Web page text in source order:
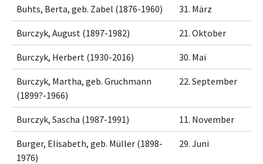
Buhts, Berta, geb. Zabel (1876-1960) 31. März
Burczyk, August (1897-1982) 21. Oktober
Burczyk, Herbert (1930-2016) 30. Mai
Burczyk, Martha, geb. Gruchmann
(1899?-1966)
22. September
Burczyk, Sascha (1987-1991) 11. November
Burger, Elisabeth, geb. Müller (1898-
1976)
29. Juni